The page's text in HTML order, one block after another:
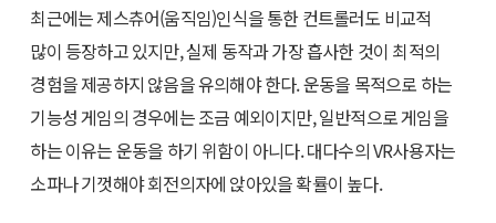
최근에는 제스츄어(움직임)인식을 통한 컨트롤러도 비교적
많이 등장하고 있지만, 실제 동작과 가장 흡사한 것이 최적의
경험을 제공하지 않음을 유의해야 한다. 운동을 목적으로 하는
기능성 게임의 경우에는 조금 예외이지만, 일반적으로 게임을
하는 이유는 운동을 하기 위함이 아니다. 대다수의 VR사용자는
소파나 기껏해야 회전의자에 앉아있을 확률이 높다.